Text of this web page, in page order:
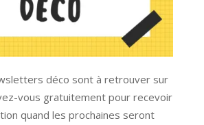
déco sont à retrouver sur
vous gratuitement pour recevoir
quand les prochaines seront